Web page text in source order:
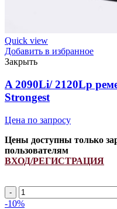
Quick view
Добавить в избранное
Закрыть
A 2090Li/ 2120Lp
Strongest
Цена по запросу
Цены доступны только
пользователям
ВХОД/РЕГИСТРАЦИЯ
A
2090Li/
-10%